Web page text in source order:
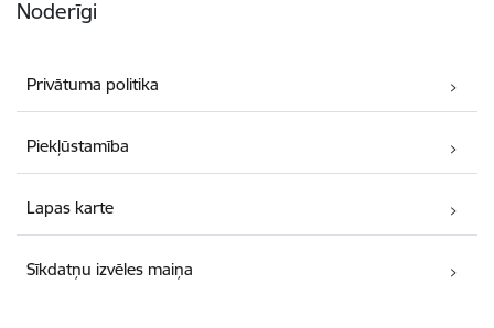
Noderīgi
Privātuma politika
Piekļūstamība
Lapas karte
Sīkdatņu izvēles maiņa